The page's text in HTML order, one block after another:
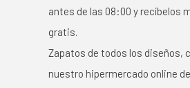
antes de las 08:00 y recíbelos
gratis.
Zapatos de todos los diseños,
nuestro hipermercado online